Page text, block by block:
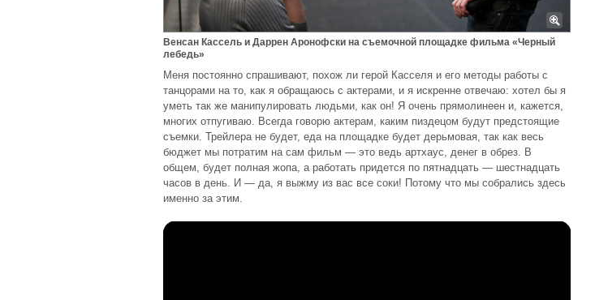
Венсан Кассель и Даррен Аронофски на съемочной площадке фильма «Черный
лебедь»
Меня постоянно спрашивают, похож ли герой Касселя и его методы работы с
танцорами на то, как я обращаюсь с актерами, и я искренне отвечаю: хотел бы я
уметь так же манипулировать людьми, как он! Я очень прямолинеен и, кажется,
многих отпугиваю. Всегда говорю актерам, каким пиздецом будут предстоящие
съемки. Трейлера не будет, еда на площадке будет дерьмовая, так как весь
бюджет мы потратим на сам фильм — это ведь артхаус, денег в обрез. В
общем, будет полная жопа, а работать придется по пятнадцать — шестнадцать
часов в день. И — да, я выжму из вас все соки! Потому что мы собрались здесь
именно за этим.